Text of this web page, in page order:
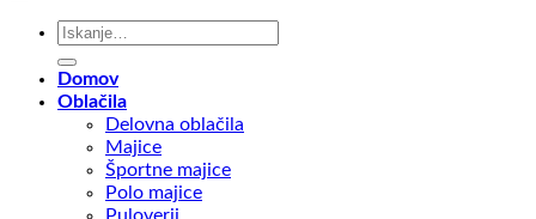
Išči:
Domov
Oblačila
Delovna oblačila
Majice
Športne majice
Polo majice
Puloverji